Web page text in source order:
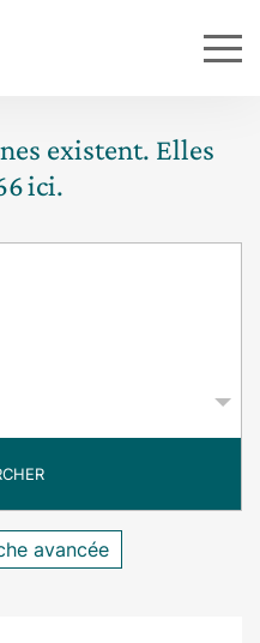
existent. Elles
ici.
avancée